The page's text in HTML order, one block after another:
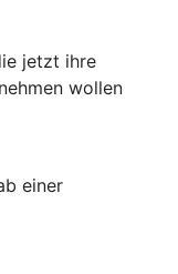
jetzt ihre
wollen
einer